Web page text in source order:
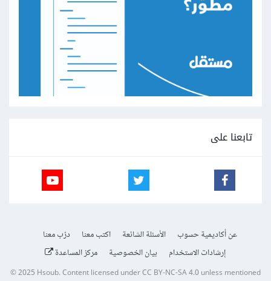
تابعنا على
عن أكاديمية حسوب الأسئلة الشائعة اكتب معنا
درّب معنا
إرشادات الاستخدام
بيان الخصوصية مركز المساعدة
© 2025Hsoub.Content licensed underCC BY-NC-SA 4.0unless mentioned